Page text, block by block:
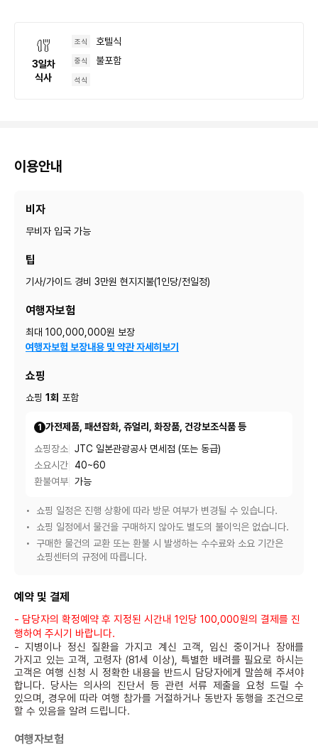
3일차
식사
조식 호텔식
중식 불포함
석식
이용안내
비자
무비자 입국 가능
팁
기사/가이드 경비 3만원 현지지불(1인당/전일정)
여행자보험
최대 100,000,000원 보장
여행자보험 보장내용 및 약관 자세히보기
쇼핑
쇼핑 1회 포함
1 가전제품, 패션잡화, 쥬얼리, 화장품, 건강보조식품 등
쇼핑장소 JTC 일본관광공사 면세점 (또는 동급)
소요시간
40~60
환불여부 가능
쇼핑 일정은 진행 상황에 따라 방문 여부가 변경될 수 있습니다.
쇼핑 일정에서 물건을 구매하지 않아도 별도의 불이익은 없습니다.
구매한 물건의 교환 또는 환불 시 발생하는 수수료와 소요 기간은
쇼핑센터의 규정에 따릅니다.
예약 및 결제
- 담당자의 확정예약 후 지정된 시간내 1인당 100,000원의 결제를 진
행하여 주시기 바랍니다.
- 지병이나 정신 질환을 가지고 계신 고객, 임신 중이거나 장애를
가지고 있는 고객, 고령자(81세 이상),특별한 배려를 필요로 하시는
고객은 여행 신청 시 정확한 내용을 반드시 담당자에게 말씀해 주셔야
합니다. 당사는 의사의 진단서 등 관련 서류 제출을 요청 드릴 수
있으며, 경우에 따라 여행 참가를 거절하거나 동반자 동행을 조건으로
할 수 있음을 알려 드립니다.
여행자보험